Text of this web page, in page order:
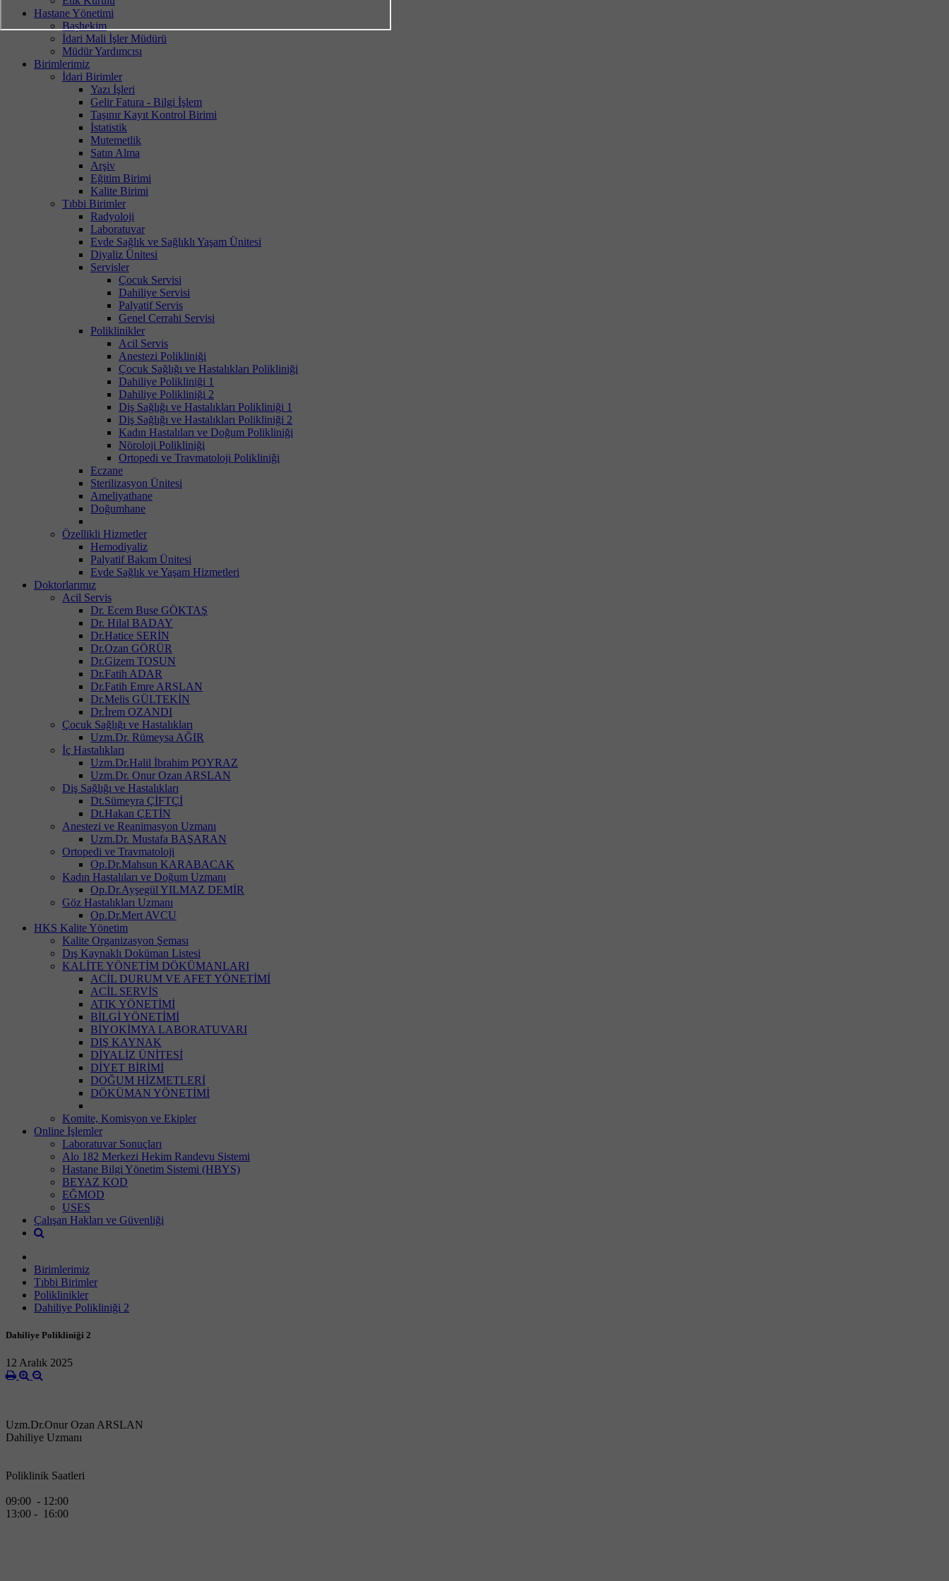
Hastane Yönetimi
Başhekim
İdari Mali İşler Müdürü
Müdür Yardımcısı
Birimlerimiz
İdari Birimler
Yazı İşleri
Gelir Fatura - Bilgi İşlem
Taşınır Kayıt Kontrol Birimi
İstatistik
Mutemetlik
Satın Alma
Arşiv
Eğitim Birimi
Kalite Birimi
Tıbbi Birimler
Radyoloji
Laboratuvar
Evde Sağlık ve Sağlıklı Yaşam Ünitesi
Diyaliz Ünitesi
Servisler
Çocuk Servisi
Dahiliye Servisi
Palyatif Servis
Genel Cerrahi Servisi
Poliklinikler
Acil Servis
Anestezi Polikliniği
Çocuk Sağlığı ve Hastalıkları Polikliniği
Dahiliye Polikliniği 1
Dahiliye Polikliniği 2
Diş Sağlığı ve Hastalıkları Polikliniği 1
Diş Sağlığı ve Hastalıkları Polikliniği 2
Kadın Hastalıları ve Doğum Polikliniği
Nöroloji Polikliniği
Ortopedi ve Travmatoloji Polikliniği
Eczane
Sterilizasyon Ünitesi
Ameliyathane
Doğumhane
Özellikli Hizmetler
Hemodiyaliz
Palyatif Bakım Ünitesi
Evde Sağlık ve Yaşam Hizmetleri
Doktorlarımız
Acil Servis
Dr. Ecem Buse GÖKTAŞ
Dr. Hilal BADAY
Dr.Hatice SERİN
Dr.Ozan GÖRÜR
Dr.Gizem TOSUN
Dr.Fatih ADAR
Dr.Fatih Emre ARSLAN
Dr.Melis GÜLTEKİN
Dr.İrem OZANDI
Çocuk Sağlığı ve Hastalıkları
Uzm.Dr. Rümeysa AĞIR
İç Hastalıkları
Uzm.Dr.Halil İbrahim POYRAZ
Uzm.Dr. Onur Ozan ARSLAN
Diş Sağlığı ve Hastalıkları
Dt.Sümeyra ÇİFTÇİ
Dt.Hakan ÇETİN
Anestezi ve Reanimasyon Uzmanı
Uzm.Dr. Mustafa BAŞARAN
Ortopedi ve Travmatoloji
Op.Dr.Mahsun KARABACAK
Kadın Hastalıları ve Doğum Uzmanı
Op.Dr.Ayşegül YILMAZ DEMİR
Göz Hastalıkları Uzmanı
Op.Dr.Mert AVCU
HKS Kalite Yönetim
Kalite Organizasyon Şeması
Dış Kaynaklı Doküman Listesi
KALİTE YÖNETİM DÖKÜMANLARI
ACİL DURUM VE AFET YÖNETİMİ
ACİL SERVİS
ATIK YÖNETİMİ
BİLGİ YÖNETİMİ
BİYOKİMYA LABORATUVARI
DIŞ KAYNAK
DİYALİZ ÜNİTESİ
DİYET BİRİMİ
DOĞUM HİZMETLERİ
DÖKÜMAN YÖNETİMİ
Komite, Komisyon ve Ekipler
Online İşlemler
Laboratuvar Sonuçları
Alo 182 Merkezi Hekim Randevu Sistemi
Hastane Bilgi Yönetim Sistemi (HBYS)
BEYAZ KOD
EĞMOD
USES
Çalışan Hakları ve Güvenliği
Birimlerimiz
Tıbbi Birimler
Poliklinikler
Dahiliye Polikliniği 2
Dahiliye Polikliniği 2
12 Aralık 2025
Uzm.Dr.Onur Ozan ARSLAN
Dahiliye Uzmanı
Poliklinik Saatleri
09:00 - 12:00
13:00 - 16:00